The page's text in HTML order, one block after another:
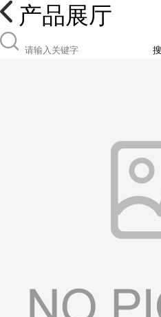
产品展厅